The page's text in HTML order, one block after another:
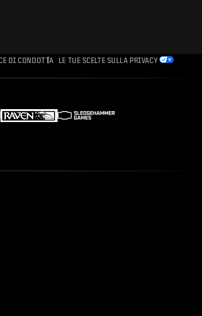
DI CONDOTTA LE TUE SCELTE SULLA PRIVACY